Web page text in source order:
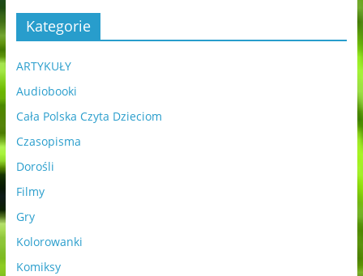
Kategorie
ARTYKUŁY
Audiobooki
Cała Polska Czyta Dzieciom
Czasopisma
Dorośli
Filmy
Gry
Kolorowanki
Komiksy